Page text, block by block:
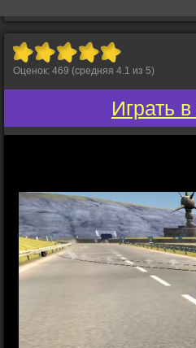
Оценок: 469 (средняя 4.1 из 5)
Играть